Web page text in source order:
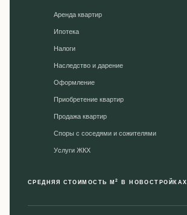
Аренда квартир
Ипотека
Налоги
Наследство и дарение
Оформление
Приобретение квартир
Продажа квартир
Споры с соседями и сожителями
Уcлуги ЖКХ
СРЕДНЯЯ СТОИМОСТЬ М2 В НОВОСТРОЙКАХ